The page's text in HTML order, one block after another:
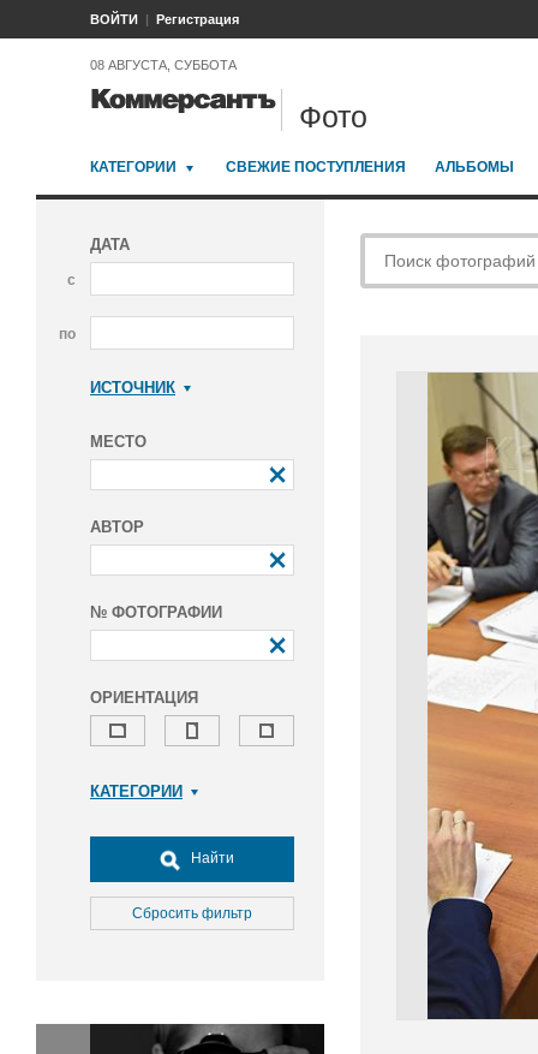
ВОЙТИ Регистрация
08 АВГУСТА, СУББОТА
Фото
КАТЕГОРИИ СВЕЖИЕ ПОСТУПЛЕНИЯ АЛЬБОМЫ
ДАТА
с
по
ИСТОЧНИК
МЕСТО
АВТОР
№ ФОТОГРАФИИ
ОРИЕНТАЦИЯ
КАТЕГОРИИ
Досуг, туризм и отдых
Культура
Медицина
Окружающая среда
Найти
Сбросить фильтр